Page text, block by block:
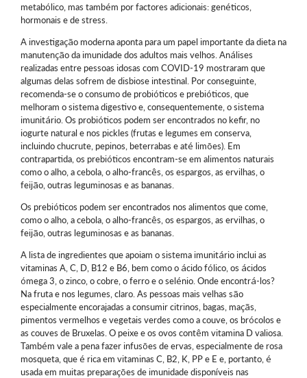
metabólico, mas também por factores adicionais: genéticos,
hormonais e de stress.
A investigação moderna aponta para um papel importante da dieta na
manutenção da imunidade dos adultos mais velhos. Análises
realizadas entre pessoas idosas com COVID-19 mostraram que
algumas delas sofrem de disbiose intestinal. Por conseguinte,
recomenda-se o consumo de probióticos e prebióticos, que
melhoram o sistema digestivo e, consequentemente, o sistema
imunitário. Os probióticos podem ser encontrados no kefir, no
iogurte natural e nos pickles (frutas e legumes em conserva,
incluindo chucrute, pepinos, beterrabas e até limões). Em
contrapartida, os prebióticos encontram-se em alimentos naturais
como o alho, a cebola, o alho-francês, os espargos, as ervilhas, o
feijão, outras leguminosas e as bananas.
Os prebióticos podem ser encontrados nos alimentos que come,
como o alho, a cebola, o alho-francês, os espargos, as ervilhas, o
feijão, outras leguminosas e as bananas.
A lista de ingredientes que apoiam o sistema imunitário inclui as
vitaminas A, C, D, B12 e B6, bem como o ácido fólico, os ácidos
ómega 3, o zinco, o cobre, o ferro e o selénio. Onde encontrá-los?
Na fruta e nos legumes, claro. As pessoas mais velhas são
especialmente encorajadas a consumir citrinos, bagas, maçãs,
pimentos vermelhos e vegetais verdes como a couve, os brócolos e
as couves de Bruxelas. O peixe e os ovos contêm vitamina D valiosa.
Também vale a pena fazer infusões de ervas, especialmente de rosa
mosqueta, que é rica em vitaminas C, B2, K, PP e E e, portanto, é
usada em muitas preparações de imunidade disponíveis nas